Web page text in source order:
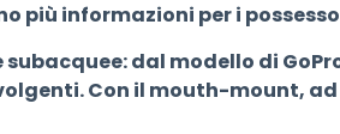
più informazioni per i
subacquee: dal modello di
Con il mouth-mount,